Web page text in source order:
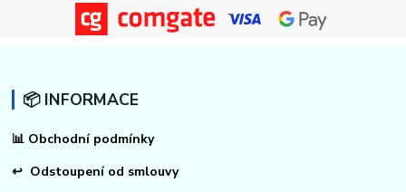
📦 INFORMACE
📊 Obchodní podmínky
↩ Odstoupení od smlouvy